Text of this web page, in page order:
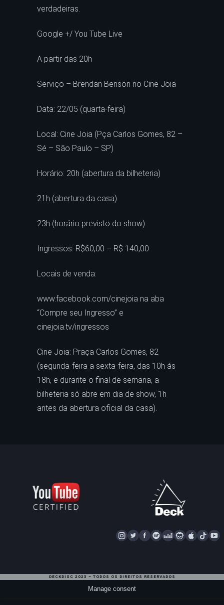
verdadeiras.
Google +/ You Tube Live
A partir das 20h
Serviço – Brendan Benson no Cine Joia
Data: 22/05 (quarta-feira)
Local: Cine Joia (Pça Carlos Gomes, 82 –
Sé – São Paulo – SP)
Horário: 20h (abertura da bilheteria)
21h (abertura da casa)
23h (horário previsto do show)
Ingressos: R$60,00 – R$ 140,00
Locais de venda:
www.facebook.com/cinejoia na aba
“Compre seu Ingresso” e
cinejoia.tv/ingressos
Cine Joia: Praça Carlos Gomes, 82
(segunda-feira a sexta-feira, das 10h às
18h, e durante o final de semana, a
bilheteria só abre em dia de show, 1h
antes da abertura oficial da casa).
I
N
A
T
W
T
F
A
S
P
I
D
E
E
N
A
T
A
P
E
T
O
U
DECKDISC 2025 – TODOS OS DIREITOS RESERVADOS
Manage consent